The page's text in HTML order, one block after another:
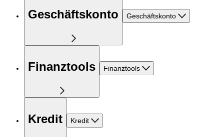
Geschäftskonto Geschäftskonto
Finanztools Finanztools
Kredit Kredit